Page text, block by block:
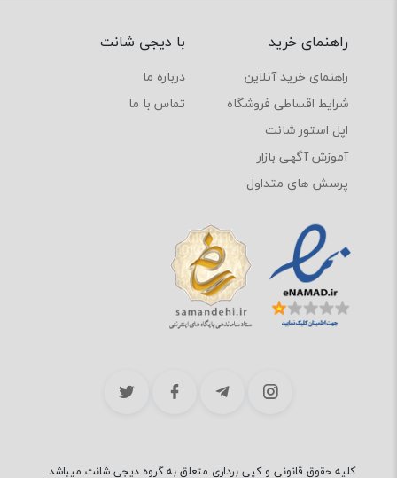
راهنمای خرید
راهنمای خرید آنلاین
شرایط اقساطی فروشگاه
اپل استور شانت
آموزش آگهی بازار
پرسش های متداول
با دیجی شانت
درباره ما
تماس با ما
کلیه حقوق قانونی و کپی برداری متعلق به گروه دیجی شانت میباشد .